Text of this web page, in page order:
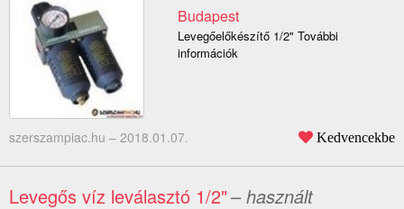
Budapest
Levegőelőkészítő 1/2" További
információk
szerszampiac.hu – 2018.01.07. Kedvencekbe
Levegős víz leválasztó 1/2"– használt